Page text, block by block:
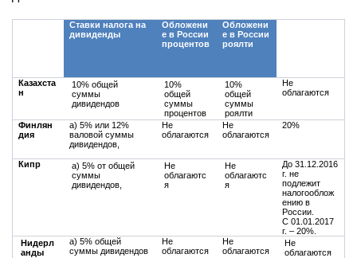
Ставки налога на
дивиденды
Обложени
е в России
процентов
Обложени
е в России
роялти
Казахста
н
10% общей
суммы
дивидендов
10%
общей
суммы
процентов
10%
общей
суммы
роялти
Не
облагаются
Финлян
дия
a) 5% или 12%
валовой суммы
дивидендов,
Не
облагаются
Не
облагаются
20%
Кипр
a) 5% от общей
суммы
дивидендов,
Не
облагаютс
я
Не
облагаютс
я
До 31.12.2016
г. не
подлежит
налогооблож
ению в
России.
С 01.01.2017
г. – 20%.
Нидерл
анды
a) 5% общей
суммы дивидендов
Не
облагаются
Не
облагаются
Не
облагаются